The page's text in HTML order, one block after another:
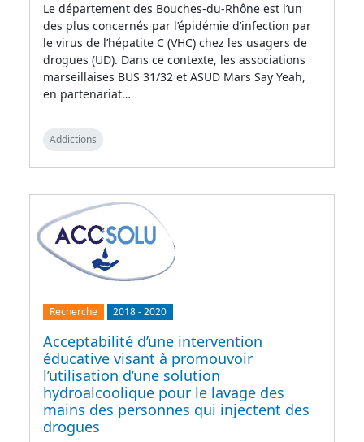
Le département des Bouches-du-Rhône est l’un
des plus concernés par l’épidémie d’infection par
le virus de l’hépatite C (VHC) chez les usagers de
drogues (UD). Dans ce contexte, les associations
marseillaises BUS 31/32 et ASUD Mars Say Yeah,
en partenariat…
Addictions
Recherche 2018-2020
Acceptabilité d’une intervention
éducative visant à promouvoir
l’utilisation d’une solution
hydroalcoolique pour le lavage des
mains des personnes qui injectent des
drogues